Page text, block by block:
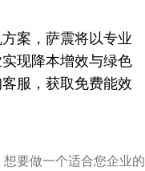
案，萨震将以专业
现降本增效与绿色
服，获取免费能效
想要做一个适合您企业的